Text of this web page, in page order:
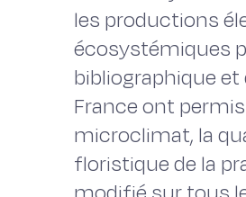
les productions
écosystémiques
bibliographique
France ont
microclimat, la
floristique de la